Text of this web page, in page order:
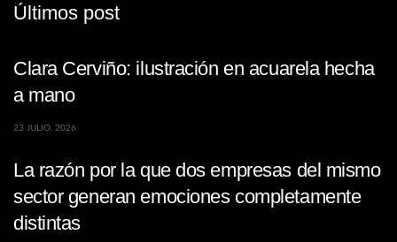
Últimos post
Clara Cerviño: ilustración en acuarela hecha
a mano
23 JULIO, 2026
La razón por la que dos empresas del mismo
sector generan emociones completamente
distintas